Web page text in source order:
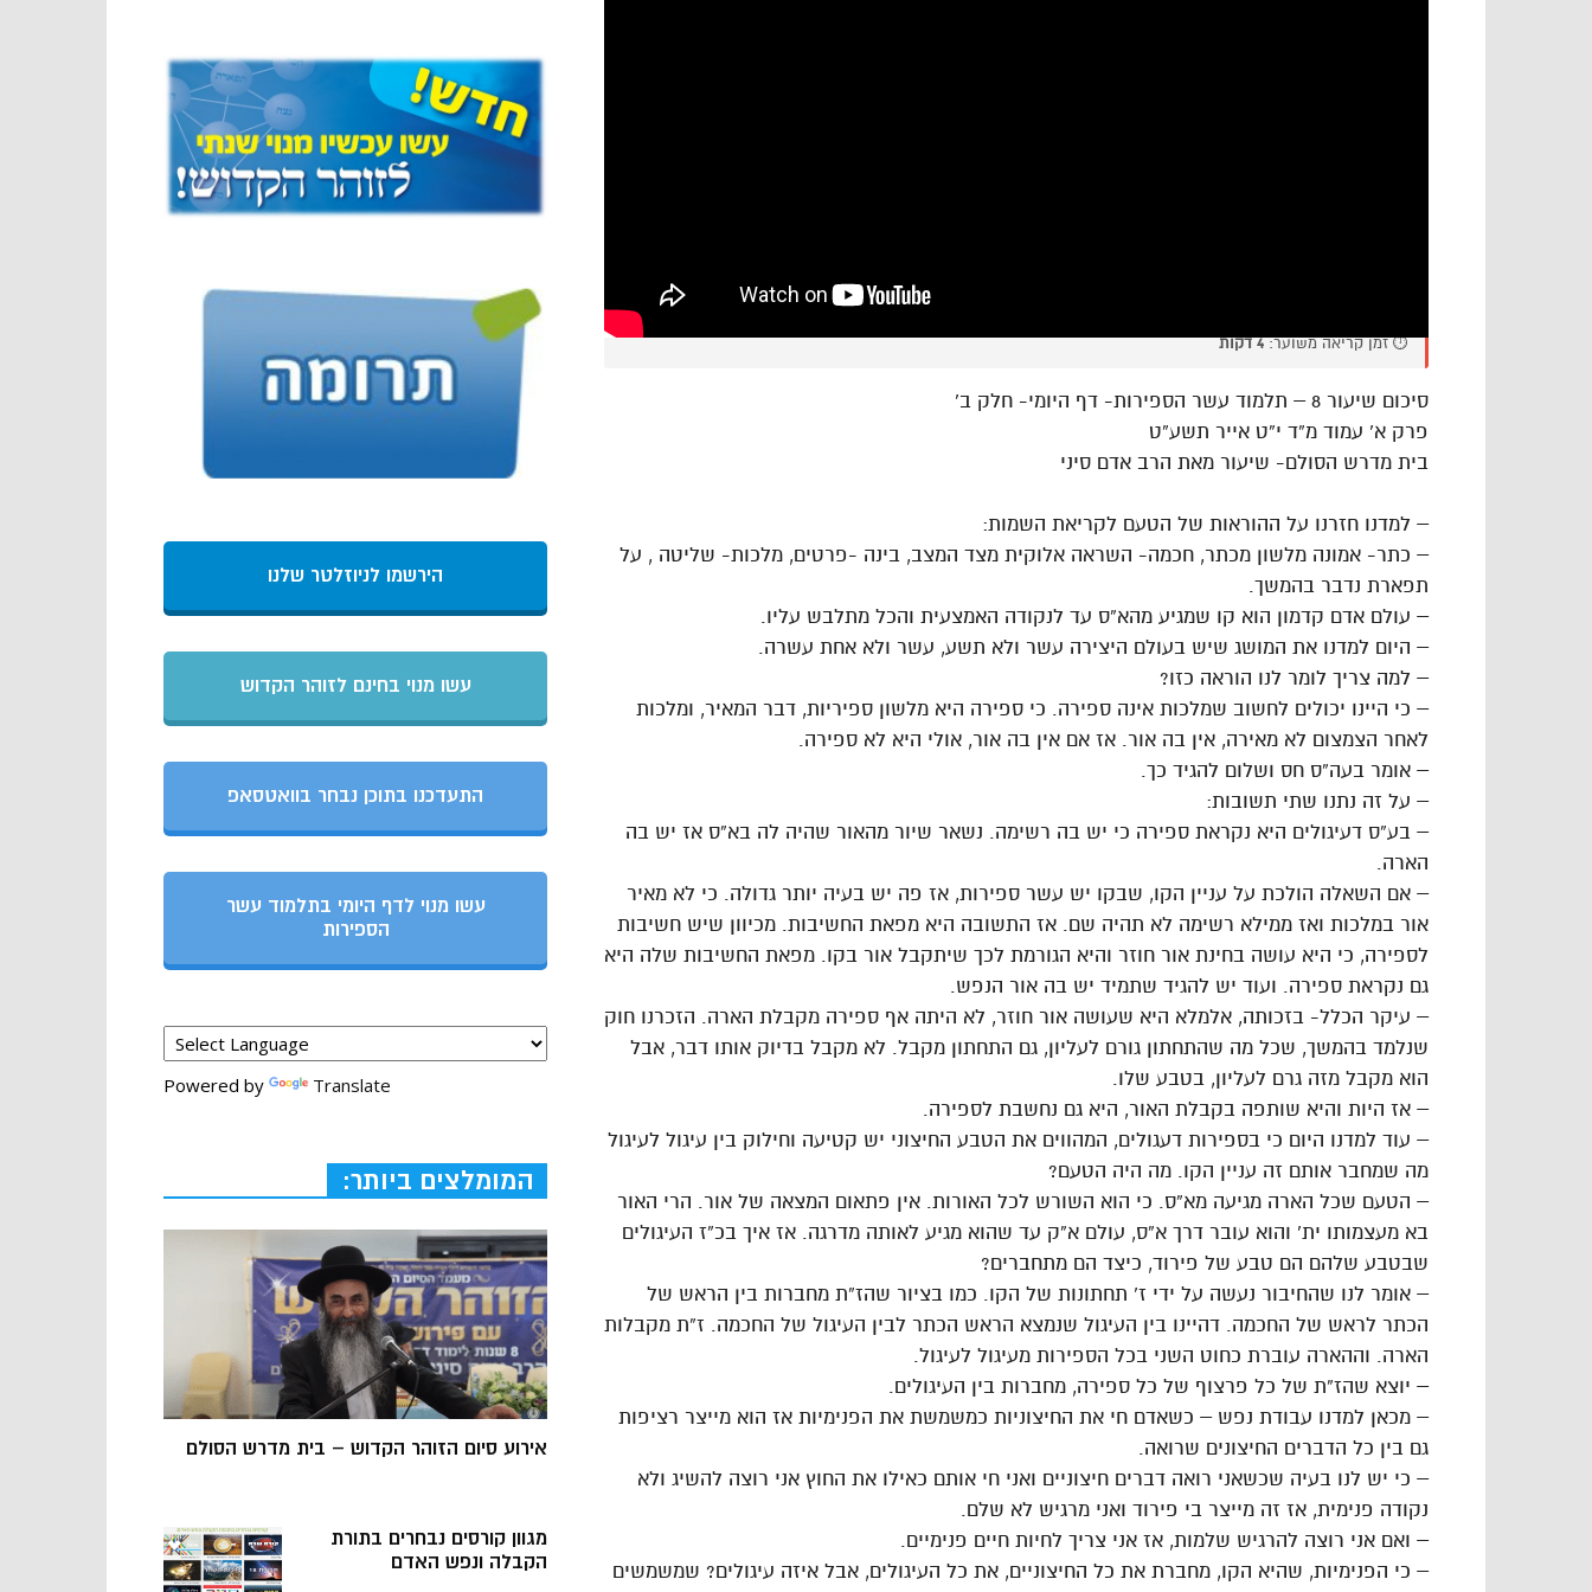
⏱️ זמן קריאה משוער:4 דקות
סיכום שיעור 8 – תלמוד עשר הספירות- דף היומי- חלק ב’
פרק א’ עמוד מ”ד י”ט אייר תשע”ט
בית מדרש הסולם- שיעור מאת הרב אדם סיני
– למדנו חזרנו על ההוראות של הטעם לקריאת השמות:
– כתר- אמונה מלשון מכתר, חכמה- השראה אלוקית מצד המצב, בינה -פרטים, מלכות- שליטה , על
תפארת נדבר בהמשך.
– עולם אדם קדמון הוא קו שמגיע מהא”ס עד לנקודה האמצעית והכל מתלבש עליו.
– היום למדנו את המושג שיש בעולם היצירה עשר ולא תשע, עשר ולא אחת עשרה.
– למה צריך לומר לנו הוראה כזו?
– כי היינו יכולים לחשוב שמלכות אינה ספירה. כי ספירה היא מלשון ספיריות, דבר המאיר, ומלכות
לאחר הצמצום לא מאירה, אין בה אור. אז אם אין בה אור, אולי היא לא ספירה.
– אומר בעה”ס חס ושלום להגיד כך.
– על זה נתנו שתי תשובות:
– בע”ס דעיגולים היא נקראת ספירה כי יש בה רשימה. נשאר שיור מהאור שהיה לה בא”ס אז יש בה
הארה.
– אם השאלה הולכת על עניין הקו, שבקו יש עשר ספירות, אז פה יש בעיה יותר גדולה. כי לא מאיר
אור במלכות ואז ממילא רשימה לא תהיה שם. אז התשובה היא מפאת החשיבות. מכיוון שיש חשיבות
לספירה, כי היא עושה בחינת אור חוזר והיא הגורמת לכך שיתקבל אור בקו. מפאת החשיבות שלה היא
גם נקראת ספירה. ועוד יש להגיד שתמיד יש בה אור הנפש.
– עיקר הכלל- בזכותה, אלמלא היא שעושה אור חוזר, לא היתה אף ספירה מקבלת הארה. הזכרנו חוק
שנלמד בהמשך, שכל מה שהתחתון גורם לעליון, גם התחתון מקבל. לא מקבל בדיוק אותו דבר, אבל
הוא מקבל מזה גרם לעליון, בטבע שלו.
– אז היות והיא שותפה בקבלת האור, היא גם נחשבת לספירה.
– עוד למדנו היום כי בספירות דעגולים, המהווים את הטבע החיצוני יש קטיעה וחילוק בין עיגול לעיגול
מה שמחבר אותם זה עניין הקו. מה היה הטעם?
– הטעם שכל הארה מגיעה מא”ס. כי הוא השורש לכל האורות. אין פתאום המצאה של אור. הרי האור
בא מעצמותו ית’ והוא עובר דרך א”ס, עולם א”ק עד שהוא מגיע לאותה מדרגה. אז איך בכ”ז העיגולים
שבטבע שלהם הם טבע של פירוד, כיצד הם מתחברים?
– אומר לנו שהחיבור נעשה על ידי ז’ תחתונות של הקו. כמו בציור שהז”ת מחברות בין הראש של
הכתר לראש של החכמה. דהיינו בין העיגול שנמצא הראש הכתר לבין העיגול של החכמה. ז”ת מקבלות
הארה. וההארה עוברת כחוט השני בכל הספירות מעיגול לעיגול.
– יוצא שהז”ת של כל פרצוף של כל ספירה, מחברות בין העיגולים.
– מכאן למדנו עבודת נפש – כשאדם חי את החיצוניות כמשמשת את הפנימיות אז הוא מייצר רציפות
גם בין כל הדברים החיצונים שרואה.
– כי יש לנו בעיה שכשאני רואה דברים חיצוניים ואני חי אותם כאילו את החוץ אני רוצה להשיג ולא
נקודה פנימית, אז זה מייצר בי פירוד ואני מרגיש לא שלם.
– ואם אני רוצה להרגיש שלמות, אז אני צריך לחיות חיים פנימיים.
– כי הפנימיות, שהיא הקו, מחברת את כל החיצוניים, את כל העיגולים, אבל איזה עיגולים? שמשמשים
הירשמו לניוזלטר שלנו
עשו מנוי בחינם לזוהר הקדוש
התעדכנו בתוכן נבחר בוואטסאפ
עשו מנוי לדף היומי בתלמוד עשר
הספירות
Powered by Translate
המומלצים ביותר:
אירוע סיום הזוהר הקדוש – בית מדרש הסולם
מגוון קורסים נבחרים בתורת
הקבלה ונפש האדם